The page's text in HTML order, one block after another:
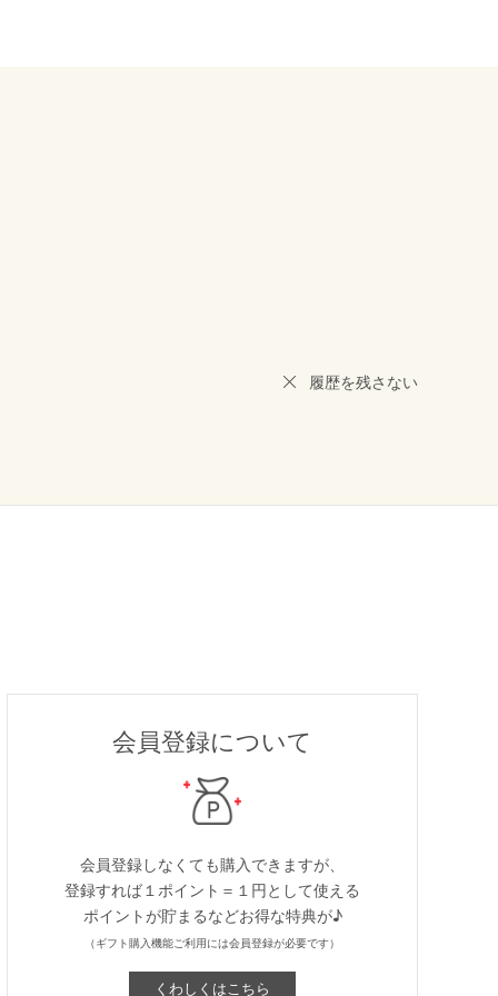
履歴を残さない
会員登録について
会員登録しなくても購入できますが、
登録すれば１ポイント＝１円として使える
ポイントが貯まるなどお得な特典が♪
（ギフト購入機能ご利用には会員登録が必要です）
くわしくはこちら